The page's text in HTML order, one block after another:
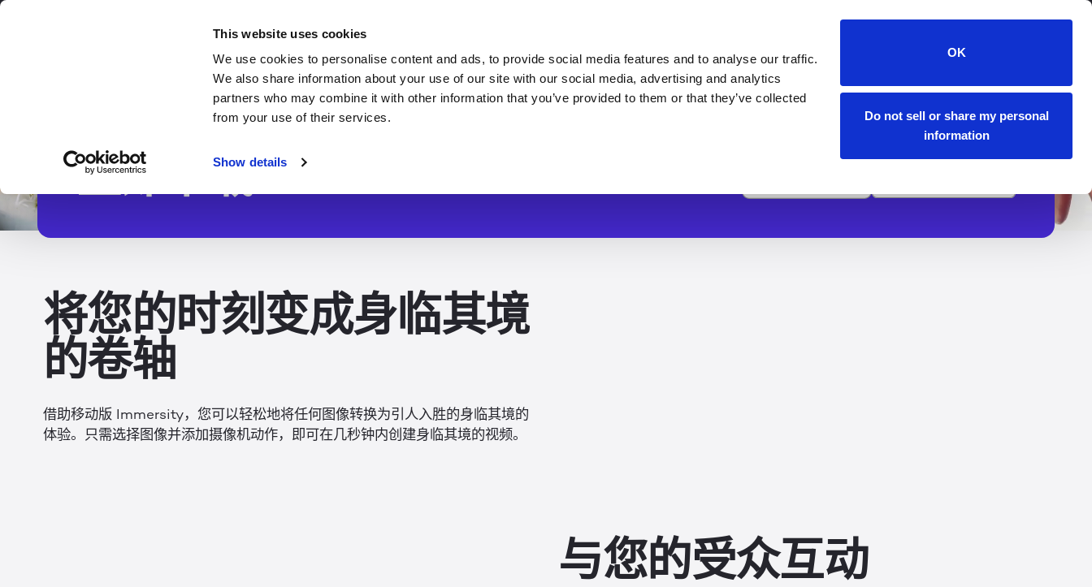
This website uses cookies
We use cookies to personalise content and ads, to provide social media features and to analyse our traffic.
We also share information about your use of our site with our social media, advertising and analytics
partners who may combine it with other information that you’ve provided to them or that they’ve collected
from your use of their services.
Show details
OK
Do not sell or share my personal
information
沉浸感就在你的口袋里
立即下载
将您的时刻变成身临其境
的卷轴
借助移动版 Immersity，您可以轻松地将任何图像转换为引人入胜的身临其境的
体验。只需选择图像并添加摄像机动作，即可在几秒钟内创建身临其境的视频。
与您的受众互动